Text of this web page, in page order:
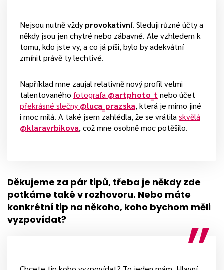
Nejsou nutně vždy provokativní. Sleduji různé účty a
někdy jsou jen chytré nebo zábavné. Ale vzhledem k
tomu, kdo jste vy, a co já píši, bylo by adekvátní
zmínit právě ty lechtivé.
Například mne zaujal relativně nový profil velmi
talentovaného fotografa @artphoto_t nebo účet
překrásné slečny @luca_prazska, která je mimo jiné
i moc milá. A také jsem zahlédla, že se vrátila skvělá
@klaravrbikova, což mne osobně moc potěšilo.
Děkujeme za pár tipů, třeba je někdy zde
potkáme také v rozhovoru. Nebo máte
konkrétní tip na někoho, koho bychom měli
vyzpovídat?